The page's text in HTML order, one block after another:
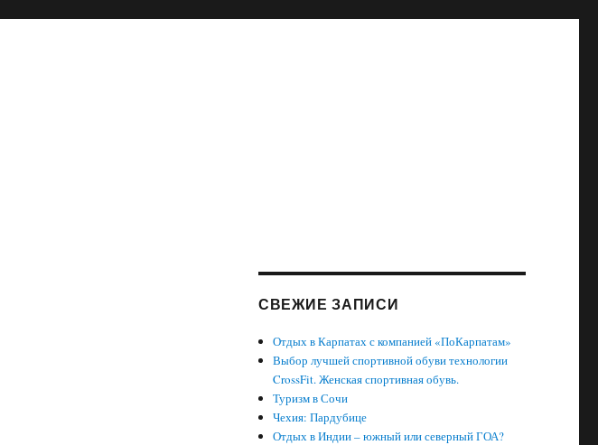
СВЕЖИЕ ЗАПИСИ
Отдых в Карпатах с компанией «ПоКарпатам»
Выбор лучшей спортивной обуви технологии
CrossFit. Женская спортивная обувь.
Туризм в Сочи
Чехия: Пардубице
Отдых в Индии – южный или северный ГОА?